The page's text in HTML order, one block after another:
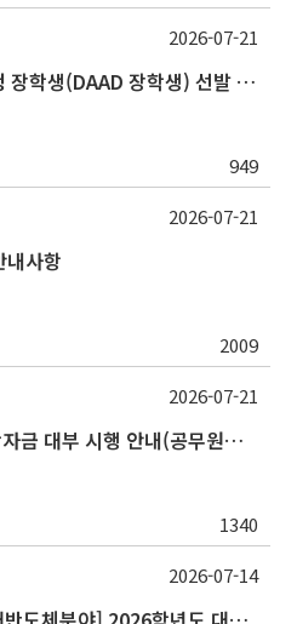
2027-2028 독일 정부초청 장학생(DAAD 장학생) 선발 안내
949
2026-07-21
사항
2009
2026-07-21
2026학년도 2학기 대여학자금 대부 시행 안내(공무원연금공단)
1340
2026-07-21
2026-07-14